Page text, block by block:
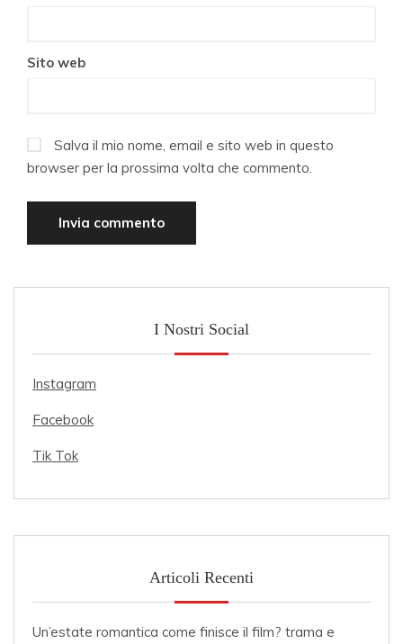
Sito web
Salva il mio nome, email e sito web in questo
browser per la prossima volta che commento.
I Nostri Social
Instagram
Facebook
Tik Tok
Articoli Recenti
Un’estate romantica come finisce il film? trama e